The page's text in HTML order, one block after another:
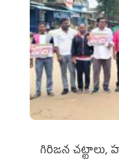
గిరిజన చట్టాలు,